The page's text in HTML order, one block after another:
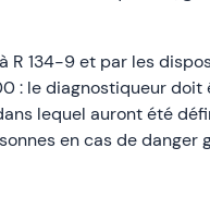
R 134-9 et par les
: le diagnostiqueur doit
lequel auront été
en cas de danger